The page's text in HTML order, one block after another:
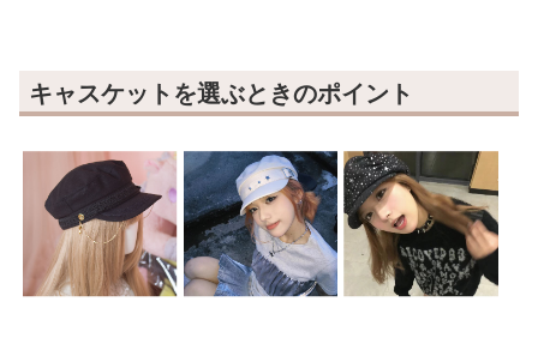
キャスケットを選ぶときのポイント